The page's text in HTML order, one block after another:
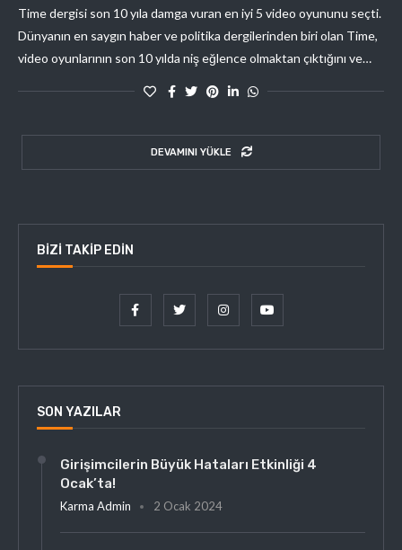
Time dergisi son 10 yıla damga vuran en iyi 5 video oyununu seçti.
Dünyanın en saygın haber ve politika dergilerinden biri olan Time,
video oyunlarının son 10 yılda niş eğlence olmaktan çıktığını ve…
DEVAMINI YÜKLE
BIZI TAKIP EDIN
SON YAZILAR
Girişimcilerin Büyük Hataları Etkinliği 4
Ocak’ta!
Karma Admin 2 Ocak 2024